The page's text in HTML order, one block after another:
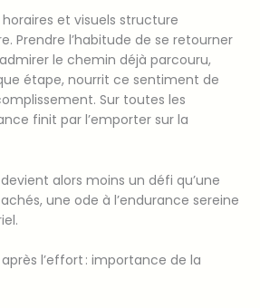
et visuels structure
Prendre l’habitude de se retourner
le chemin déjà parcouru,
étape, nourrit ce sentiment de
Sur toutes les
finit par l’emporter sur la
alors moins un défi qu’une
une ode à l’endurance sereine
l’effort : importance de la